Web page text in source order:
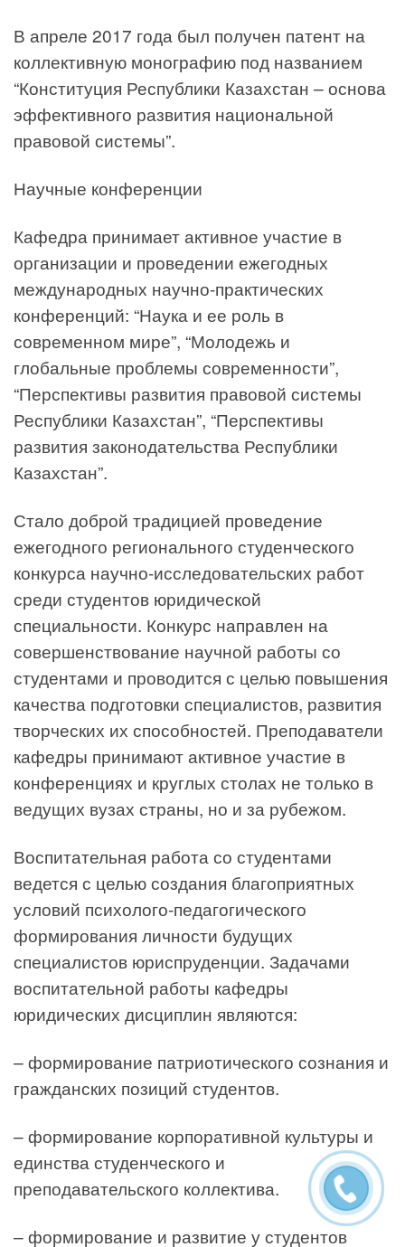
В апреле 2017 года был получен патент на
коллективную монографию под названием
“Конституция Республики Казахстан – основа
эффективного развития национальной
правовой системы”.
Научные конференции
Кафедра принимает активное участие в
организации и проведении ежегодных
международных научно-практических
конференций: “Наука и ее роль в
современном мире”, “Молодежь и
глобальные проблемы современности”,
“Перспективы развития правовой системы
Республики Казахстан”, “Перспективы
развития законодательства Республики
Казахстан”.
Стало доброй традицией проведение
ежегодного регионального студенческого
конкурса научно-исследовательских работ
среди студентов юридической
специальности. Конкурс направлен на
совершенствование научной работы со
студентами и проводится с целью повышения
качества подготовки специалистов, развития
творческих их способностей. Преподаватели
кафедры принимают активное участие в
конференциях и круглых столах не только в
ведущих вузах страны, но и за рубежом.
Воспитательная работа со студентами
ведется с целью создания благоприятных
условий психолого-педагогического
формирования личности будущих
специалистов юриспруденции. Задачами
воспитательной работы кафедры
юридических дисциплин являются:
– формирование патриотического сознания и
гражданских позиций студентов.
– формирование корпоративной культуры и
единства студенческого и
преподавательского коллектива.
– формирование и развитие у студентов